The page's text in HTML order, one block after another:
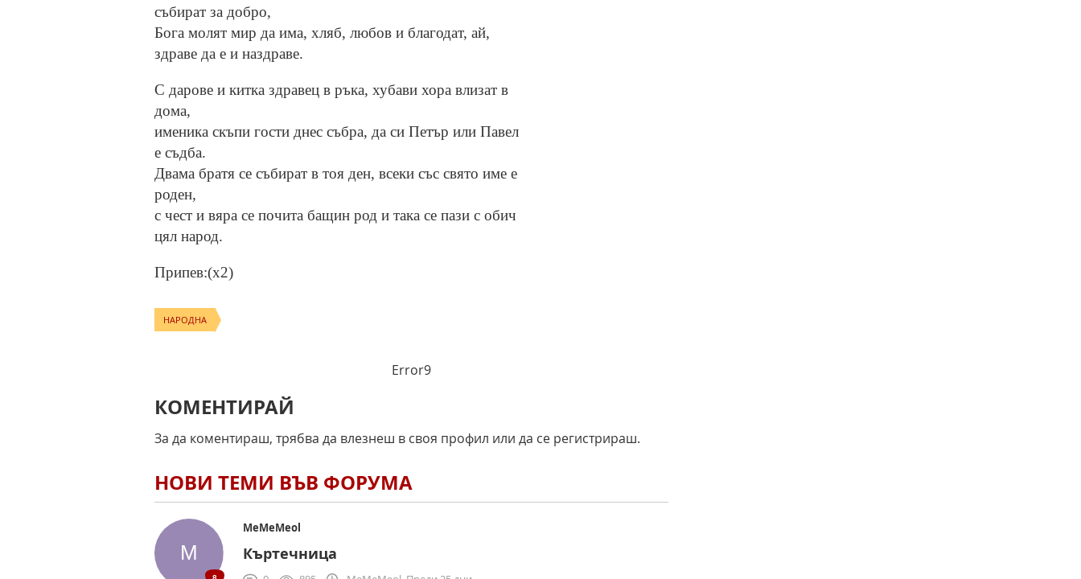
събират за добро,
Бога молят мир да има, хляб, любов и благодат, ай,
здраве да е и наздраве.
С дарове и китка здравец в ръка, хубави хора влизат в
дома,
именика скъпи гости днес събра, да си Петър или Павел
е съдба.
Двама братя се събират в тоя ден, всеки със свято име е
роден,
с чест и вяра се почита бащин род и така се пази с обич
цял народ.
Припев:(x2)
НАРОДНА
Error9
КОМЕНТИРАЙ
За да коментираш, трябва да влезнеш в своя профил или да се регистрираш.
НОВИ ТЕМИ ВЪВ ФОРУМА
MeMeMeol
Къртечница